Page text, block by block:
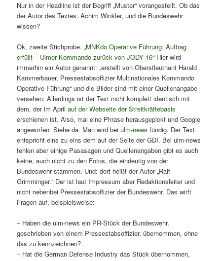
Nur in der Headline ist der Begriff „Muster“ vorangestellt. Ob das
der Autor des Textes, Achim Winkler, und die Bundeswehr
wissen?
Ok, zweite Stichprobe.„MNKdo Operative Führung: Auftrag
erfüllt – Ulmer Kommando zurück von JODY 16“ Hier wird
immerhin ein Autor genannt: „erstellt von Oberstleutnant Harald
Kammerbauer, Pressestabsoffizier Multinationales Kommando
Operative Führung“ und die Bilder sind mit einer Quellenangabe
versehen. Allerdings ist der Text nicht komplett identisch mit
dem, der im Aprilauf der Webseite der Streitkräftebasis
erschienen ist. Also, mal eine Phrase herausgepickt und Google
angeworfen. Siehe da. Man wird beiulm-news fündig. Der Text
entspricht eins zu eins dem auf der Seite der GDI. Bei ulm-news
fehlen aber einige Pasasagen und Quellenangaben gibt es auch
keine, auch nicht zu den Fotos, die eindeutig von der
Bundeswehr stammen. Und: dort heißt der Autor „Ralf
Grimminger.“ Der ist laut Impressum aber Redaktionsleiter und
nicht nebenbei Pressestabsoffizier der Bundeswehr. Das wirft
Fragen auf, beispielsweise:
– Haben die ulm-news ein PR-Stück der Bundeswehr,
geschrieben von einem Pressestabsoffizier, übernommen, ohne
das zu kennzeichnen?
– Hat die German Defense Industry das Stück übernommen,